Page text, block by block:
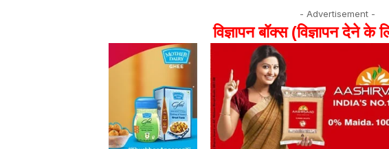
- Advertisement -
विज्ञापन बॉक्स (विज्ञापन देने के